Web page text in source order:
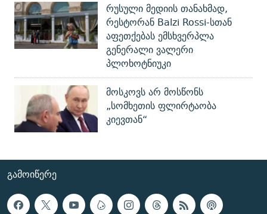
რუსული მედიის თანახმად,
რესტორან Balzi Rossi-სთან
აფეთქებას ემსხვერპლა
გენერალი ვალერი
პლოხოტნიუკი
მოსკოვს არ მოსწონს
„სომხეთის ფლირტაობა
კიევთან“
ᲒᲐᲛᲝᲘᲬᲔᲠᲔ